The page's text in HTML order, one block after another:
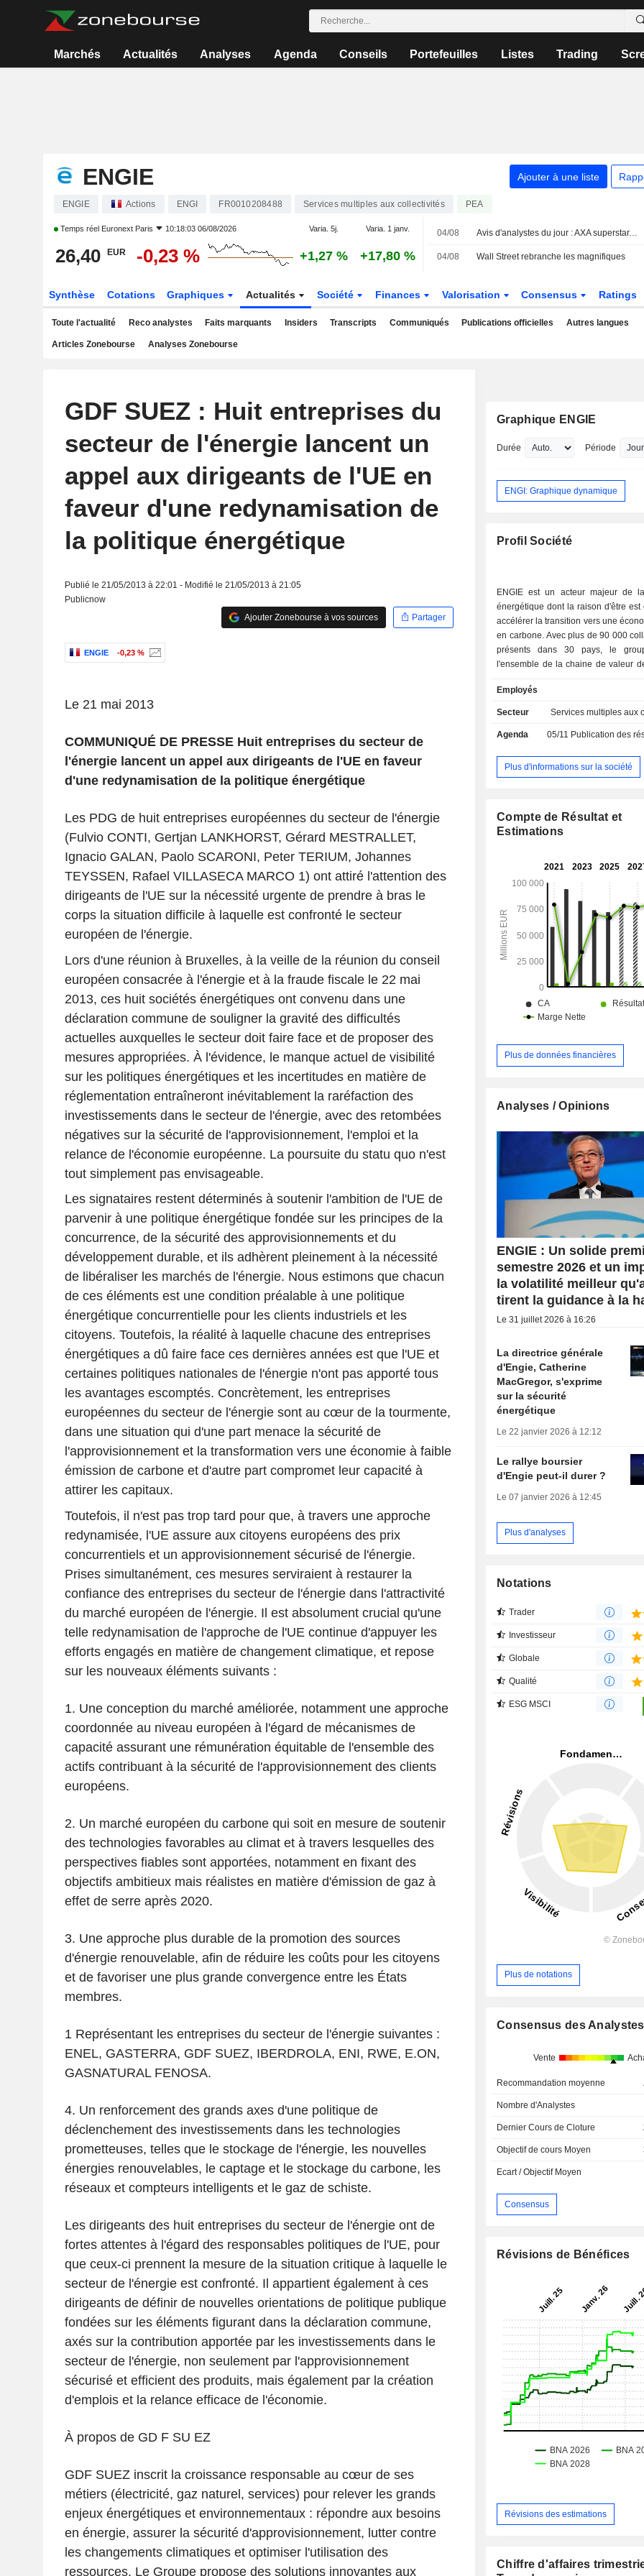
Marchés Actualités Analyses Agenda Conseils Portefeuilles Listes Trading
ENGIE Ajouter à une liste
ENGIE Actions ENGI FR0010208488 Services multiples aux collectivités PEA
Temps réel Euronext Paris 10:18:03 06/08/2026 Varia. 5j. Varia. 1 janv.
26,40 EUR -0,23 % +1,27 % +17,80 %
04/08 Avis d'analystes du jour : AXA superstar, BESI, Airbus et Euronext entourés
04/08 Wall Street rebranche les magnifiques
Synthèse Cotations Graphiques Actualités Société Finances Valorisation Consensus Ratings
Toute l'actualité Reco analystes Faits marquants Insiders Transcripts Communiqués Publications officielles Autres langues
Articles Zonebourse Analyses Zonebourse
GDF SUEZ : Huit entreprises du
secteur de l'énergie lancent un
appel aux dirigeants de l'UE en
faveur d'une redynamisation de
la politique énergétique
Publié le 21/05/2013 à 22:01 - Modifié le 21/05/2013 à 21:05
Publicnow
Ajouter Zonebourse à vos sources
Partager
ENGIE -0,23 %
Le 21 mai 2013
COMMUNIQUÉ DE PRESSE Huit entreprises du secteur de
l'énergie lancent un appel aux dirigeants de l'UE en faveur
d'une redynamisation de la politique énergétique
Les PDG de huit entreprises européennes du secteur de l'énergie
(Fulvio CONTI, Gertjan LANKHORST, Gérard MESTRALLET,
Ignacio GALAN, Paolo SCARONI, Peter TERIUM, Johannes
TEYSSEN, Rafael VILLASECA MARCO 1) ont attiré l'attention des
dirigeants de l'UE sur la nécessité urgente de prendre à bras le
corps la situation difficile à laquelle est confronté le secteur
européen de l'énergie.
Lors d'une réunion à Bruxelles, à la veille de la réunion du conseil
européen consacrée à l'énergie et à la fraude fiscale le 22 mai
2013, ces huit sociétés énergétiques ont convenu dans une
déclaration commune de souligner la gravité des difficultés
actuelles auxquelles le secteur doit faire face et de proposer des
mesures appropriées. À l'évidence, le manque actuel de visibilité
sur les politiques énergétiques et les incertitudes en matière de
réglementation entraîneront inévitablement la raréfaction des
investissements dans le secteur de l'énergie, avec des retombées
négatives sur la sécurité de l'approvisionnement, l'emploi et la
relance de l'économie européenne. La poursuite du statu quo n'est
tout simplement pas envisageable.
Les signataires restent déterminés à soutenir l'ambition de l'UE de
parvenir à une politique énergétique fondée sur les principes de la
concurrence, de la sécurité des approvisionnements et du
développement durable, et ils adhèrent pleinement à la nécessité
de libéraliser les marchés de l'énergie. Nous estimons que chacun
de ces éléments est une condition préalable à une politique
énergétique concurrentielle pour les clients industriels et les
citoyens. Toutefois, la réalité à laquelle chacune des entreprises
énergétiques a dû faire face ces dernières années est que l'UE et
certaines politiques nationales de l'énergie n'ont pas apporté tous
les avantages escomptés. Concrètement, les entreprises
européennes du secteur de l'énergie sont au cœur de la tourmente,
dans une situation qui d'une part menace la sécurité de
l'approvisionnement et la transformation vers une économie à faible
émission de carbone et d'autre part compromet leur capacité à
attirer les capitaux.
Toutefois, il n'est pas trop tard pour que, à travers une approche
redynamisée, l'UE assure aux citoyens européens des prix
concurrentiels et un approvisionnement sécurisé de l'énergie.
Prises simultanément, ces mesures serviraient à restaurer la
confiance des entreprises du secteur de l'énergie dans l'attractivité
du marché européen de l'énergie. Il est absolument crucial qu'une
telle redynamisation de l'approche de l'UE continue d'appuyer les
efforts engagés en matière de changement climatique, et repose
sur les nouveaux éléments suivants :
1. Une conception du marché améliorée, notamment une approche
coordonnée au niveau européen à l'égard de mécanismes de
capacité assurant une rémunération équitable de l'ensemble des
actifs contribuant à la sécurité de l'approvisionnement des clients
européens.
2. Un marché européen du carbone qui soit en mesure de soutenir
des technologies favorables au climat et à travers lesquelles des
perspectives fiables sont apportées, notamment en fixant des
objectifs ambitieux mais réalistes en matière d'émission de gaz à
effet de serre après 2020.
3. Une approche plus durable de la promotion des sources
d'énergie renouvelable, afin de réduire les coûts pour les citoyens
et de favoriser une plus grande convergence entre les États
membres.
1 Représentant les entreprises du secteur de l'énergie suivantes :
ENEL, GASTERRA, GDF SUEZ, IBERDROLA, ENI, RWE, E.ON,
GASNATURAL FENOSA.
4. Un renforcement des grands axes d'une politique de
déclenchement des investissements dans les technologies
prometteuses, telles que le stockage de l'énergie, les nouvelles
énergies renouvelables, le captage et le stockage du carbone, les
réseaux et compteurs intelligents et le gaz de schiste.
Les dirigeants des huit entreprises du secteur de l'énergie ont de
fortes attentes à l'égard des responsables politiques de l'UE, pour
que ceux-ci prennent la mesure de la situation critique à laquelle le
secteur de l'énergie est confronté. Il appartient également à ces
dirigeants de définir de nouvelles orientations de politique publique
fondées sur les éléments figurant dans la déclaration commune,
axés sur la contribution apportée par les investissements dans le
secteur de l'énergie, non seulement par l'approvisionnement
sécurisé et efficient des produits, mais également par la création
d'emplois et la relance efficace de l'économie.
À propos de GD F SU EZ
GDF SUEZ inscrit la croissance responsable au cœur de ses
métiers (électricité, gaz naturel, services) pour relever les grands
enjeux énergétiques et environnementaux : répondre aux besoins
en énergie, assurer la sécurité d'approvisionnement, lutter contre
les changements climatiques et optimiser l'utilisation des
ressources. Le Groupe propose des solutions innovantes aux
Graphique ENGIE
Durée Période
ENGI: Graphique dynamique
Profil Société
ENGIE est un acteur majeur de
énergétique dont la raison d'être est
accélérer la transition vers une
en carbone. Avec plus de 90 000
présents dans 30 pays, le
l'ensemble de la chaine de valeur
infrastructures. ENGIE regroupe
activités complémentaires : la
de flexibilité et notamment les
d'électricité, les infrastructures
locales (réseaux de chaleur et de
ENGIE investit en moyenne 12
pour faire avancer la transition
carbone en 2045. Le CA réalisé en 2025 s'élève
à 71,9 MdsEUR. Coté à Paris
(ENGI), le groupe est
principaux indices financiers (CAC
100, FTSE Euro 100, MSCI
financiers (DJSI World, Euronext
Europe 120 / France 20, CAC 40
EMU ESG screened, MSCI
Universal Select et Stoxx Europe 600
Employés
Secteur Services multiples aux
Agenda 05/11 Publication des résultats
Plus d'informations sur la société
Compte de Résultat et
Estimations
Plus de données financières
Analyses / Opinions
ENGIE : Un solide
semestre 2026 et un
la volatilité meilleur
tirent la guidance à la
Le 31 juillet 2026 à 16:26
La directrice générale
d'Engie, Catherine
MacGregor, s'exprime
sur la sécurité
énergétique
Le 22 janvier 2026 à 12:12
Le rallye boursier
d'Engie peut-il durer ?
Le 07 janvier 2026 à 12:45
Plus d'analyses
Notations
Trader
Investisseur
Globale
Qualité
ESG MSCI
Plus de notations
Consensus des Analystes
Vente
Recommandation moyenne
Nombre d'Analystes
Dernier Cours de Cloture
Objectif de cours Moyen
Ecart / Objectif Moyen
Consensus
Révisions de Bénéfices
Révisions des estimations
Chiffre d'affaires